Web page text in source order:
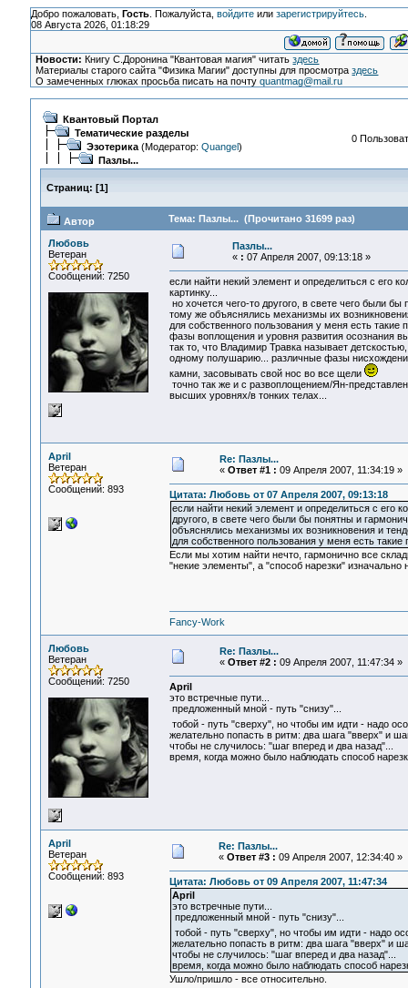
Добро пожаловать, Гость. Пожалуйста, войдитеили зарегистрируйтесь.
08 Августа 2026, 01:18:29
Новости: Книгу С.Доронина "Квантовая магия" читатьздесь
Материалы старого сайта "Физика Магии" доступны для просмотраздесь
О замеченных глюках просьба писать на почтуquantmag@mail.ru
Квантовый Портал
Тематические разделы
Эзотерика(Модератор: Quangel)
Пазлы...
0
Страниц: [1]
Автор Тема: Пазлы... (Прочитано 31699 раз)
Любовь
Ветеран
Сообщений: 7250
Пазлы...
« : 07 Апреля 2007, 09:13:18 »
если найти некий элемент и определиться с его
картинку...
но хочется чего-то другого, в свете чего были
тому же объяснялись механизмы их
для собственного пользования у меня есть
фазы воплощения и уровня развития осознания
так то, что Владимир Травка называет
одному полушарию... различные фазы
камни, засовывать свой нос во все щели
точно так же и с развоплощением/Ян-
высших уровнях/в тонких телах...
April
Ветеран
Сообщений: 893
Re: Пазлы...
« Ответ #1 : 09 Апреля 2007, 11:34:19 »
Цитата: Любовь от 07 Апреля 2007, 09:13:18
если найти некий элемент и определиться с его
другого, в свете чего были бы понятны и
объяснялись механизмы их возникновения и
для собственного пользования у меня есть
Если мы хотим найти нечто, гармонично все
"некие элементы", а "способ нарезки" изначально
Fancy-Work
Любовь
Ветеран
Сообщений: 7250
Re: Пазлы...
« Ответ #2 : 09 Апреля 2007, 11:47:34 »
April
это встречные пути...
предложенный мной - путь "снизу"...
тобой - путь "сверху", но чтобы им идти - надо
желательно попасть в ритм: два шага "вверх" и
чтобы не случилось: "шаг вперед и два назад"...
время, когда можно было наблюдать способ
April
Ветеран
Сообщений: 893
Re: Пазлы...
« Ответ #3 : 09 Апреля 2007, 12:34:40 »
Цитата: Любовь от 09 Апреля 2007, 11:47:34
April
это встречные пути...
предложенный мной - путь "снизу"...
тобой - путь "сверху", но чтобы им идти - надо
желательно попасть в ритм: два шага "вверх" и
чтобы не случилось: "шаг вперед и два назад"...
время, когда можно было наблюдать способ
Ушло/пришло - все относительно.